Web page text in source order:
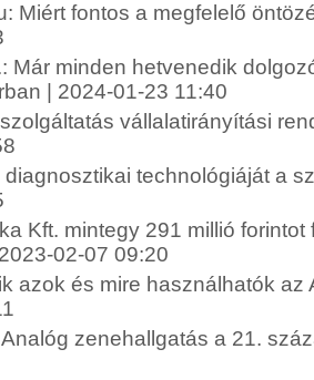
Miért fontos a megfelelő
Már minden hetvenedik
| 2024-01-23 11:40
vállalatirányítási
technológiáját a
Kft. mintegy 291 millió
02-07 09:20
azok és mire használhatók az
zenehallgatás a 21.